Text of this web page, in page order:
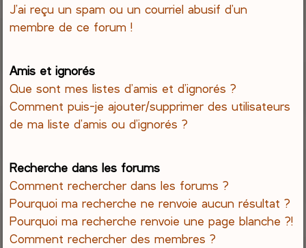
J’ai reçu un spam ou un courriel abusif d’un
membre de ce forum !
Amis et ignorés
Que sont mes listes d’amis et d’ignorés ?
Comment puis-je ajouter/supprimer des utilisateurs
de ma liste d’amis ou d’ignorés ?
Recherche dans les forums
Comment rechercher dans les forums ?
Pourquoi ma recherche ne renvoie aucun résultat ?
Pourquoi ma recherche renvoie une page blanche ?!
Comment rechercher des membres ?